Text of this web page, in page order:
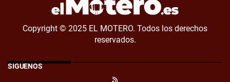
Copyright © 2025 EL MOTERO. Todos los derechos
reservados.
SÍGUENOS